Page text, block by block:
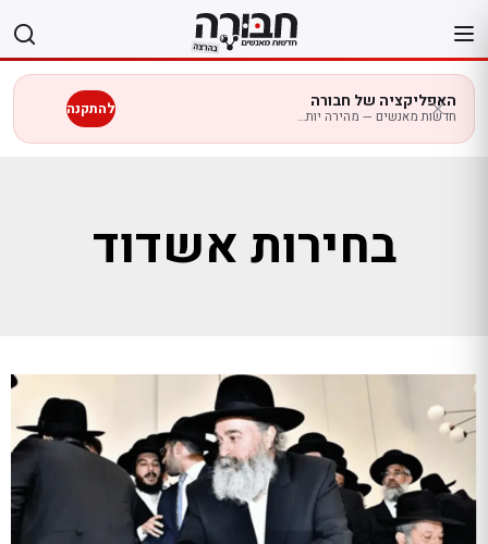
לתוכן
האפליקציה של חבורה
חדשות מאנשים — מהירה יותר בנייד להתקנה
בחירות אשדוד